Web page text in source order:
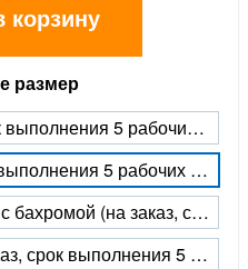
размер
140x210 см (на заказ, срок выполнения 5 рабочих дней)
90x135 см (на заказ, срок выполнения 5 рабочих дней)
90х135 см двухсторонний с бахромой (на заказ, срок выполнения 5 рабочих дней)
90х135 см на сетке (на заказ, срок выполнения 5 рабочих дней)